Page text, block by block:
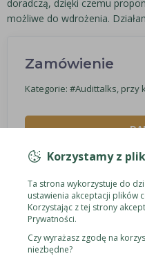
doradczą, dzięki czemu
możliwe do wdrożenia.
Zamówienie
Kategorie: #Audittalks, przy
Korzystamy z
Ta strona wykorzystuje do
ustawienia akceptacji plików
Korzystając z tej strony
Prywatności.
Czy wyrażasz zgodę na
niezbędne?